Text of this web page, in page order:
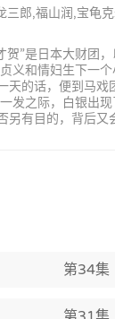
郎,福山润,宝龟
”是日本大财团
义和情妇生下一
天的话，便到马戏
发之际，白银出
另有目的，背后又
第34集